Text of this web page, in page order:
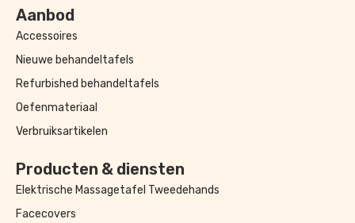
Aanbod
Accessoires
Nieuwe behandeltafels
Refurbished behandeltafels
Oefenmateriaal
Verbruiksartikelen
Producten & diensten
Elektrische Massagetafel Tweedehands
Facecovers